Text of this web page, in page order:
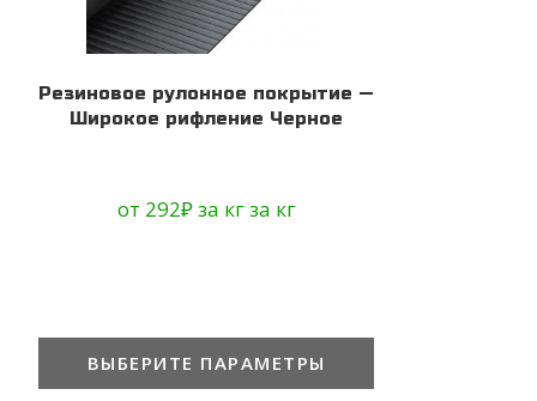
Резиновое рулонное покрытие —
Широкое рифление Черное
от 292₽за кгза кг
ВЫБЕРИТЕ ПАРАМЕТРЫ